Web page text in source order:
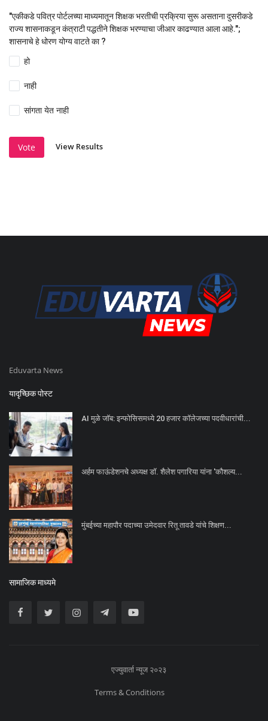
"एकीकडे पवित्र पोर्टलच्या माध्यमातून शिक्षक भरतीची प्रक्रिया सुरू असताना दुसरीकडे
राज्य शासनाकडून कंत्राटी पद्धतीने शिक्षक भरण्याचा जीआर काढण्यात आला आहे.";
शासनाचे हे धोरण योग्य वाटते का ?
हो
नाही
सांगता येत नाही
Vote View Results
Eduvarta News
यादृच्छिक पोस्ट
AI मुळे जॉब: इन्फोसिसमध्ये 20 हजार कॉलेजच्या पदवीधारांची...
अर्हम फाऊंडेशनचे अध्यक्ष डॉ. शैलेश पगारिया यांना 'कौशल्य...
मुंबईच्या महापौर पदाच्या उमेदवार रितू तावडे यांचे शिक्षण...
सामाजिक माध्यमे
एज्युवार्ता न्यूज २०२३
Terms & Conditions